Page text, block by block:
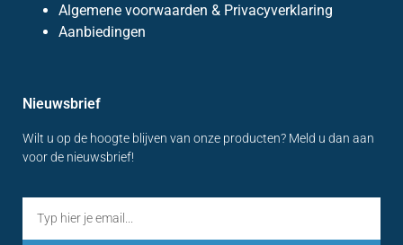
Algemene voorwaarden & Privacyverklaring
Aanbiedingen
Nieuwsbrief
Wilt u op de hoogte blijven van onze producten? Meld u dan aan
voor de nieuwsbrief!